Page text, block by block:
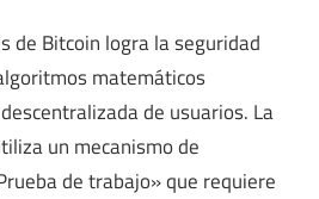
de Bitcoin logra la seguridad
matemáticos
de usuarios. La
un mecanismo de
de trabajo» que requiere